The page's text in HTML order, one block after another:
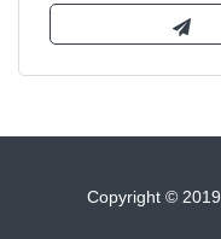
Copyright © 2019